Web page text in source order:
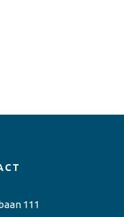
111